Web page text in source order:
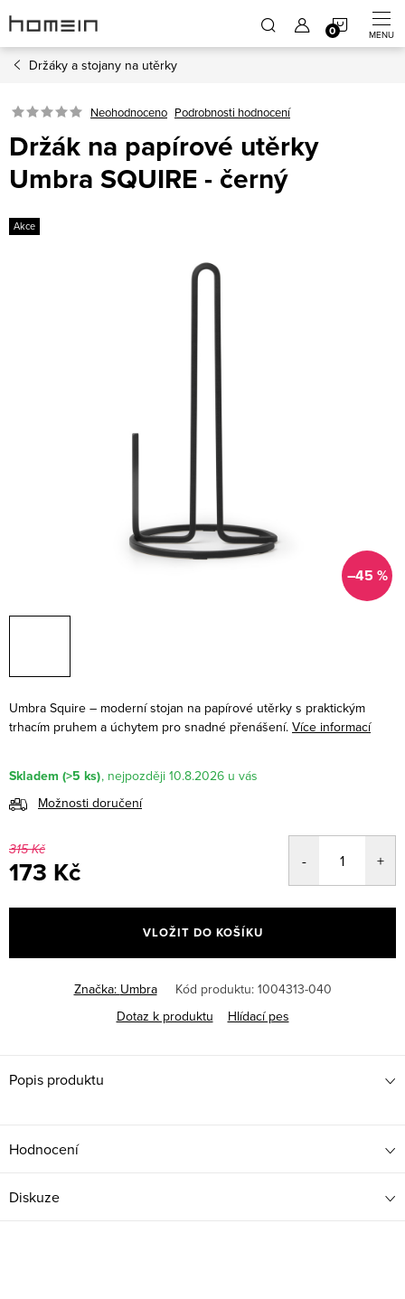
na
obsah
Držáky a stojany na utěrky
Neohodnoceno Podrobnosti hodnocení
Držák na papírové utěrky
Umbra SQUIRE - černý
Akce
–45 %
Umbra Squire – moderní stojan na papírové utěrky s praktickým
trhacím pruhem a úchytem pro snadné přenášení. Více informací
Skladem (>5 ks)
10.8.2026
Možnosti doručení
315 Kč
173 Kč
cena:
VLOŽIT DO KOŠÍKU
Značka: Umbra Kód produktu: 1004313-040
Dotaz k produktu
Hlídací pes
Popis produktu
Hodnocení
Diskuze